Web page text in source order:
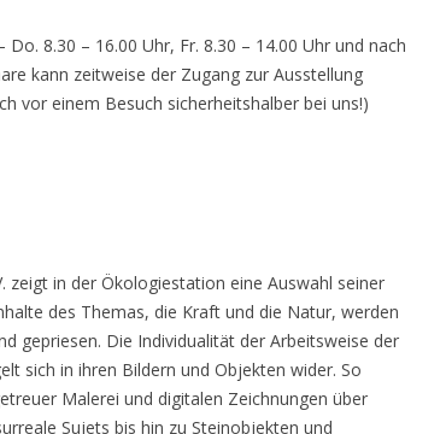
8.30 – 16.00 Uhr, Fr. 8.30 – 14.00 Uhr und nach
kann zeitweise der Zugang zur Ausstellung
vor einem Besuch sicherheitshalber bei uns!)
zeigt in der Ökologiestation eine Auswahl seiner
des Themas, die Kraft und die Natur, werden
gepriesen. Die Individualität der Arbeitsweise der
sich in ihren Bildern und Objekten wider. So
Malerei und digitalen Zeichnungen über
Sujets bis hin zu Steinobjekten und